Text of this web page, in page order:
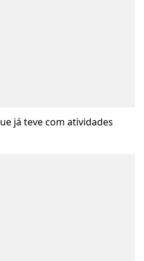
já teve com atividades